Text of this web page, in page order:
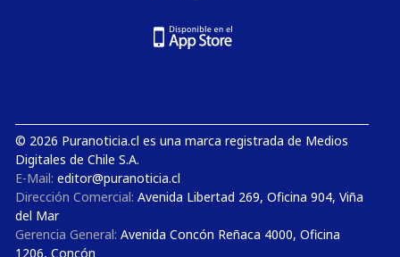
© 2026 Puranoticia.cl es una marca registrada de Medios
Digitales de Chile S.A.
E-Mail: editor@puranoticia.cl
Dirección Comercial: Avenida Libertad 269, Oficina 904, Viña
del Mar
Gerencia General: Avenida Concón Reñaca 4000, Oficina
1206, Concón